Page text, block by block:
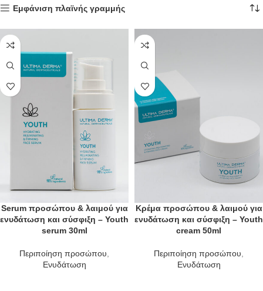
Εμφάνιση πλαϊνής γραμμής
Serum προσώπου & λαιμού για
ενυδάτωση και σύσφιξη – Youth
serum 30ml
Περιποίηση προσώπου
Ενυδάτωση
Κρέμα προσώπου & λαιμού για
ενυδάτωση και σύσφιξη – Youth
cream 50ml
Περιποίηση προσώπου
Ενυδάτωση